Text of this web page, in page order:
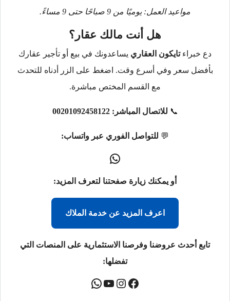
مواعيد العمل: يوميًا من 9 صباحًا حتى 9 مساءً.
هل أنت مالك عقار؟
دع خبراءتايكون العقاري يساعدونك في بيع أو تأجير عقارك
بأفضل سعر وفي أسرع وقت. اضغط على الزر أدناه للتحدث
مع القسم المختص مباشرة.
📞 للاتصال المباشر: 00201092458122
💬 للتواصل الفوري عبر واتساب:
أو يمكنك زيارة صفحتنا لتعرف المزيد:
اعرف المزيد عن خدمة الملاك
تابع أحدث عروضنا وفرصنا الاستثمارية على المنصات التي
تفضلها: